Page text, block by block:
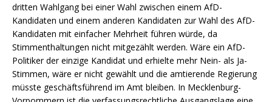
dritten Wahlgang bei einer Wahl zwischen einem AfD-
Kandidaten und einem anderen Kandidaten zur Wahl des AfD-
Kandidaten mit einfacher Mehrheit führen würde, da
Stimmenthaltungen nicht mitgezählt werden. Wäre ein AfD-
Politiker der einzige Kandidat und erhielte mehr Nein- als Ja-
Stimmen, wäre er nicht gewählt und die amtierende Regierung
müsste geschäftsführend im Amt bleiben. In Mecklenburg-